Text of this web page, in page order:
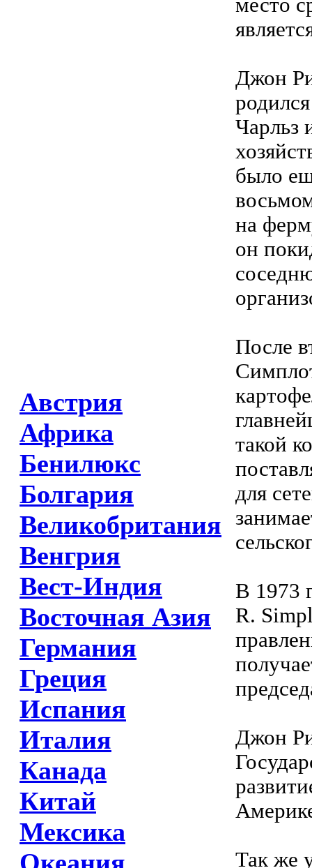
Австрия
Африка
Бенилюкс
Болгария
Великобритания
Венгрия
Вест-Индия
Восточная Азия
Германия
Греция
Испания
Италия
Канада
Китай
Мексика
место
Джон
Чарльз
было
на
он
После
такой
для
В 1973
R.
Джон
Так же